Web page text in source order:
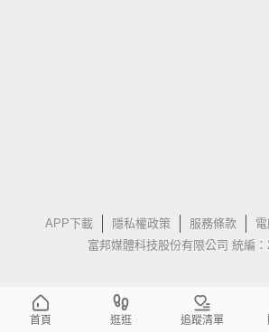
APP下載 隱私權政策 服務條款
富邦媒體科技股份有限公司 統編：
首頁 逛逛 追蹤清單